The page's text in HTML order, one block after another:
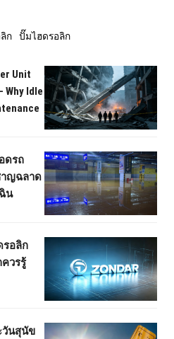
ก ปั๊มไฮดรอลิก
Unit
Why Idle
ดรถ
าญฉลาด
น
รอลิก
วรรู้
วันสุนัข